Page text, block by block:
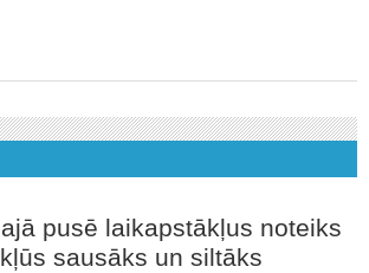
pusē laikapstākļus noteiks
sausāks un siltāks